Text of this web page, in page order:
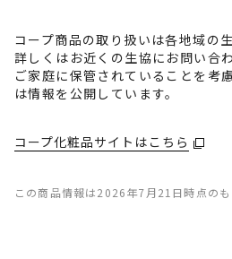
コープ商品の取り扱いは各地域の
詳しくはお近くの生協にお問い合
ご家庭に保管されていることを考
は情報を公開しています。
コープ化粧品サイトはこちら
この商品情報は2026年7月21日時点のも